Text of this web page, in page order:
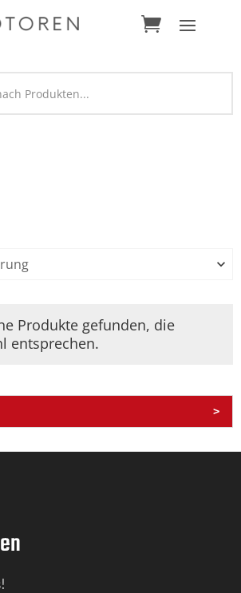
Produkte gefunden, die
entsprechen.